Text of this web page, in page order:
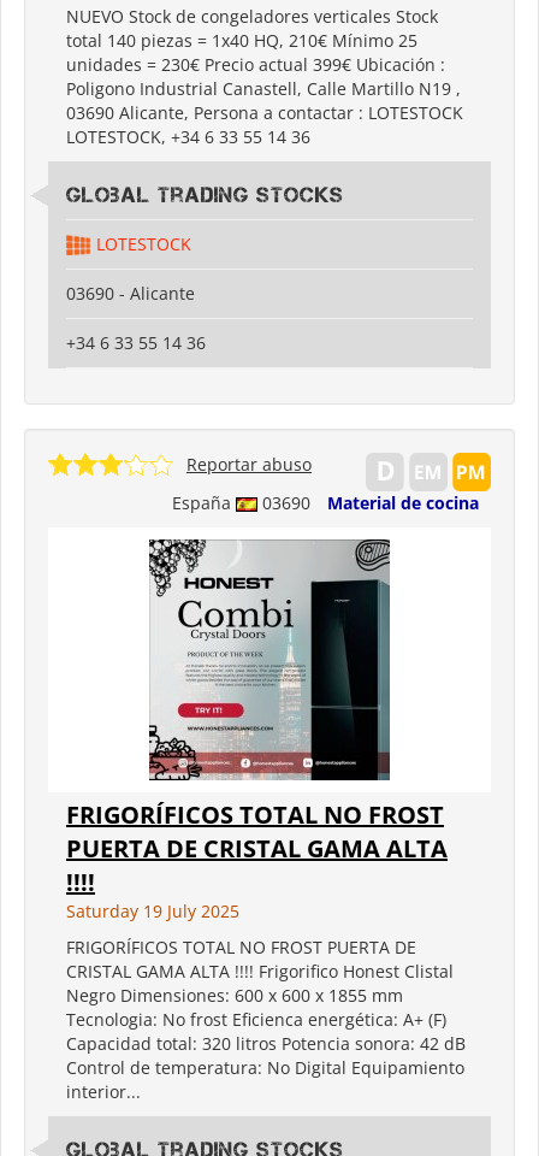
NUEVO Stock de congeladores verticales Stock
total 140 piezas = 1x40 HQ, 210€ Mínimo 25
unidades = 230€ Precio actual 399€ Ubicación :
Poligono Industrial Canastell, Calle Martillo N19 ,
03690 Alicante, Persona a contactar : LOTESTOCK
LOTESTOCK, +34 6 33 55 14 36
Global Trading Stocks
LOTESTOCK
03690 - Alicante
+34 6 33 55 14 36
España 03690 Material de cocina
Reportar abuso
FRIGORÍFICOS TOTAL NO FROST
PUERTA DE CRISTAL GAMA ALTA
!!!!
Saturday 19 July 2025
FRIGORÍFICOS TOTAL NO FROST PUERTA DE
CRISTAL GAMA ALTA !!!! Frigorifico Honest Clistal
Negro Dimensiones: 600 x 600 x 1855 mm
Tecnologia: No frost Eficienca energética: A+ (F)
Capacidad total: 320 litros Potencia sonora: 42 dB
Control de temperatura: No Digital Equipamiento
interior...
Global Trading Stocks